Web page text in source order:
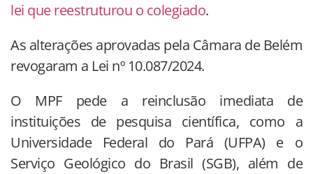
lei que reestruturou o colegiado.
As alterações aprovadas pela Câmara de Belém
revogaram a Lei nº 10.087/2024.
O MPF pede a reinclusão imediata de
instituições de pesquisa científica, como a
Universidade Federal do Pará (UFPA) e o
Serviço Geológico do Brasil (SGB), além de